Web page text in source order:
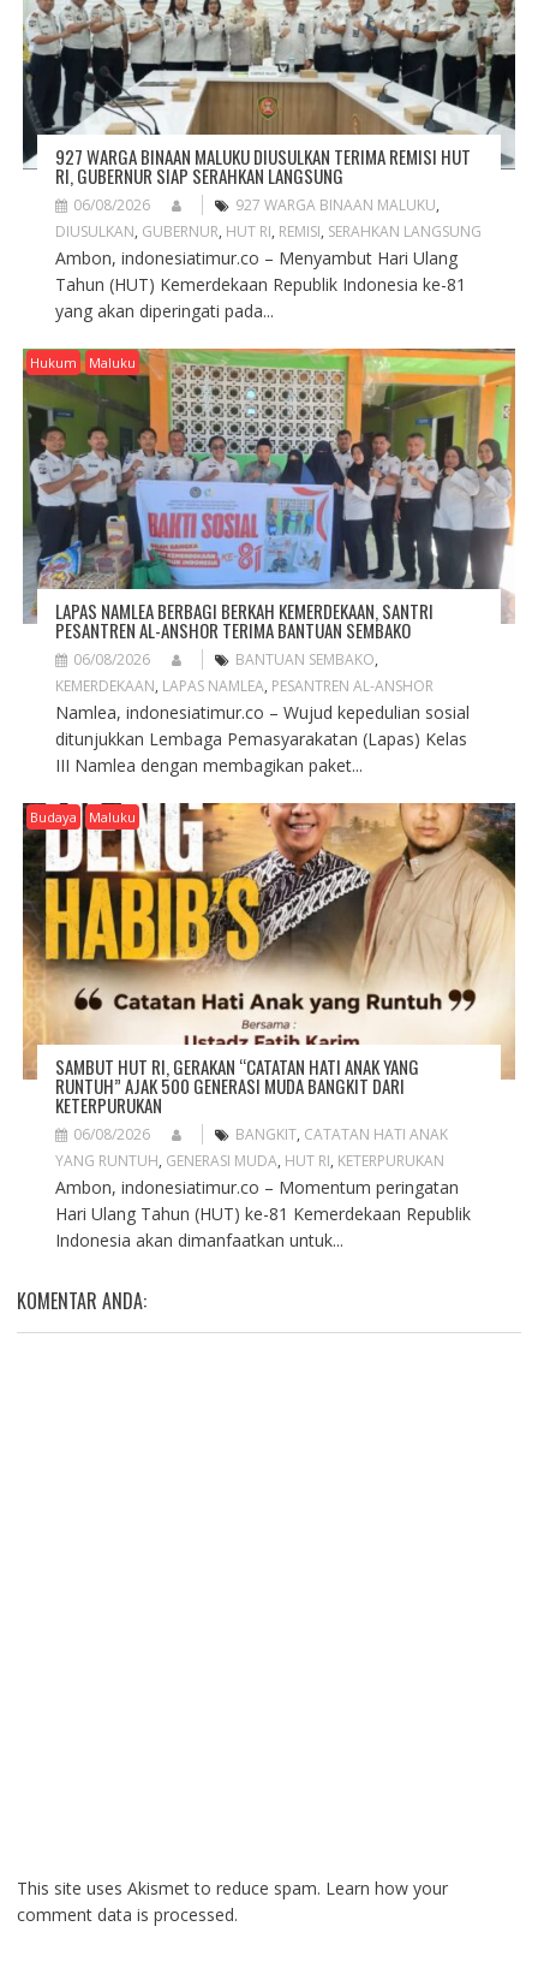
O
N
927 WARGA BINAAN MALUKU DIUSULKAN TERIMA REMISI HUT
RI, GUBERNUR SIAP SERAHKAN LANGSUNG
06/08/2026 927 WARGA BINAAN MALUKU,
DIUSULKAN, GUBERNUR, HUT RI, REMISI, SERAHKAN LANGSUNG
Ambon, indonesiatimur.co – Menyambut Hari Ulang
Tahun (HUT) Kemerdekaan Republik Indonesia ke-81
yang akan diperingati pada...
Hukum Maluku
LAPAS NAMLEA BERBAGI BERKAH KEMERDEKAAN, SANTRI
PESANTREN AL-ANSHOR TERIMA BANTUAN SEMBAKO
06/08/2026 BANTUAN SEMBAKO,
KEMERDEKAAN, LAPAS NAMLEA, PESANTREN AL-ANSHOR
Namlea, indonesiatimur.co – Wujud kepedulian sosial
ditunjukkan Lembaga Pemasyarakatan (Lapas) Kelas
III Namlea dengan membagikan paket...
Budaya Maluku
SAMBUT HUT RI, GERAKAN “CATATAN HATI ANAK YANG
RUNTUH” AJAK 500 GENERASI MUDA BANGKIT DARI
KETERPURUKAN
06/08/2026 BANGKIT, CATATAN HATI ANAK
YANG RUNTUH, GENERASI MUDA, HUT RI, KETERPURUKAN
Ambon, indonesiatimur.co – Momentum peringatan
Hari Ulang Tahun (HUT) ke-81 Kemerdekaan Republik
Indonesia akan dimanfaatkan untuk...
KOMENTAR ANDA:
This site uses Akismet to reduce spam. Learn how your
comment data is processed.